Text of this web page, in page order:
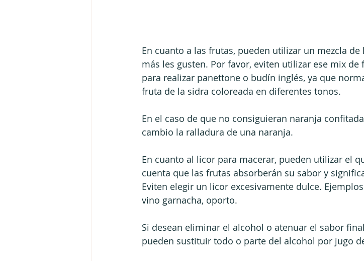
En cuanto a las frutas, pueden utilizar un mezcla
más les gusten. Por favor, eviten utilizar ese mix
para realizar panettone o budín inglés, ya que
fruta de la sidra coloreada en diferentes tonos.
En el caso de que no consiguieran naranja
cambio la ralladura de una naranja.
En cuanto al licor para macerar, pueden utilizar el
cuenta que las frutas absorberán su sabor y
Eviten elegir un licor excesivamente dulce.
vino garnacha, oporto.
Si desean eliminar el alcohol o atenuar el sabor
pueden sustituir todo o parte del alcohol por jugo